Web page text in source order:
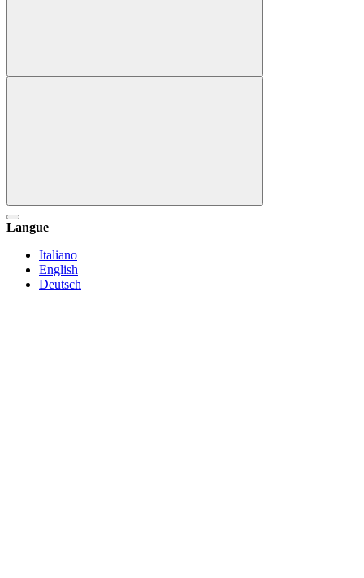
Langue
Italiano
English
Deutsch